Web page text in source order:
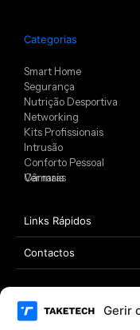
Gerir
Categorias
Smart Home
Segurança
Nutrição Desportiva
Networking
Kits Profissionais
Intrusão
Conforto Pessoal
Câmaras
Ver mais
Links Rápidos
Contactos
Área Legal